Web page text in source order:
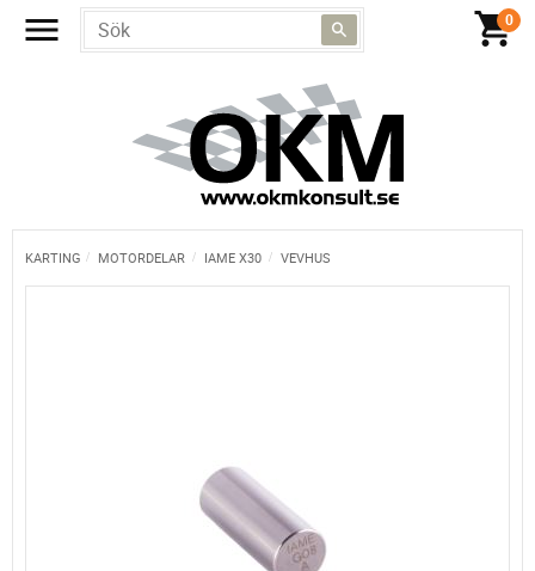
KARTING MOTORDELAR IAME X30 VEVHUS